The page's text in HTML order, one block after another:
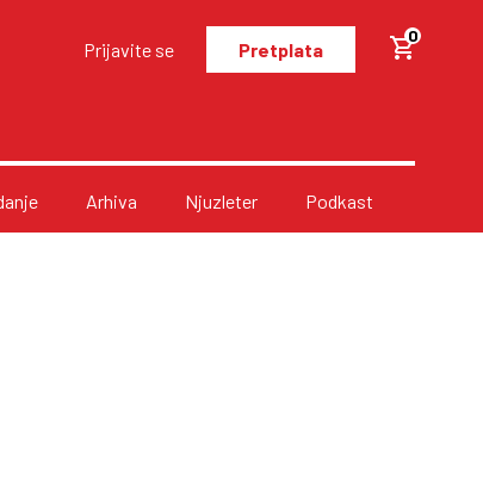
Prijavite se Pretplata
0
Arhiva Njuzleter Podkast